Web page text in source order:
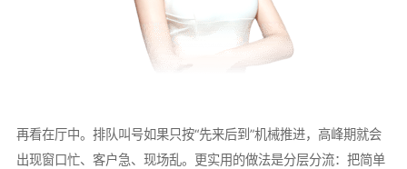
再看在厅中。排队叫号如果只按“先来后到”机械推进，高峰期就会
出现窗口忙、客户急、现场乱。更实用的做法是分层分流：把简单